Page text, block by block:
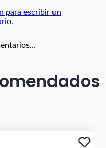
para escribir un